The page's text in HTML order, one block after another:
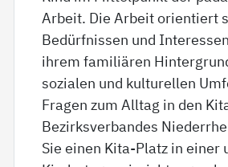
Arbeit. Die Arbeit orientiert
Bedürfnissen und
ihrem familiären
sozialen und kulturellen
Fragen zum Alltag in den
Bezirksverbandes
Sie einen Kita-Platz in einer